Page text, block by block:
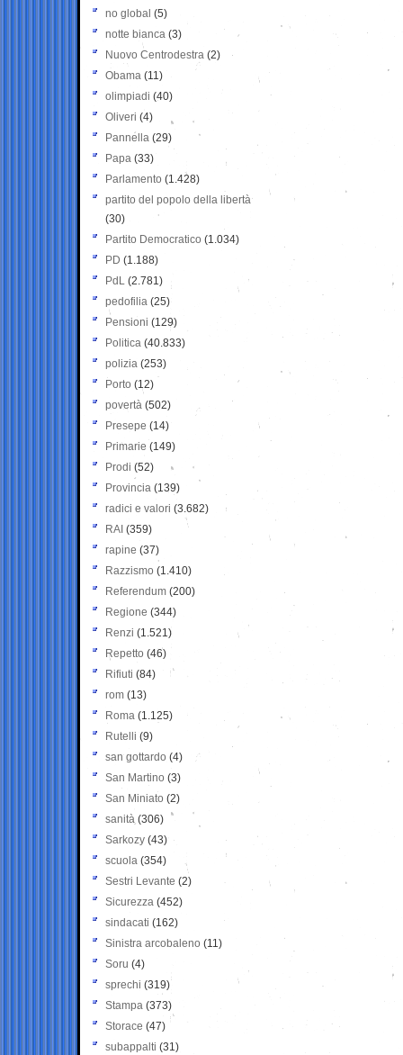
no global (5)
notte bianca (3)
Nuovo Centrodestra (2)
Obama (11)
olimpiadi (40)
Oliveri (4)
Pannella (29)
Papa (33)
Parlamento (1.428)
partito del popolo della libertà
(30)
Partito Democratico (1.034)
PD (1.188)
PdL (2.781)
pedofilia (25)
Pensioni (129)
Politica (40.833)
polizia (253)
Porto (12)
povertà (502)
Presepe (14)
Primarie (149)
Prodi (52)
Provincia (139)
radici e valori (3.682)
RAI (359)
rapine (37)
Razzismo (1.410)
Referendum (200)
Regione (344)
Renzi (1.521)
Repetto (46)
Rifiuti (84)
rom (13)
Roma (1.125)
Rutelli (9)
san gottardo (4)
San Martino (3)
San Miniato (2)
sanità (306)
Sarkozy (43)
scuola (354)
Sestri Levante (2)
Sicurezza (452)
sindacati (162)
Sinistra arcobaleno (11)
Soru (4)
sprechi (319)
Stampa (373)
Storace (47)
subappalti (31)